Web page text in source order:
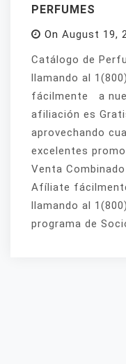
PERFUMES
On August 19,
Catálogo de
llamando al
fácilmente a
afiliación es
aprovechando
excelentes
Venta
Afíliate
llamando al
programa de